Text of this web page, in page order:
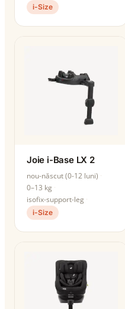
i-Size
Joie i-Base LX 2
nou-născut (0-12 luni)
0–13 kg
isofix-support-leg
i-Size